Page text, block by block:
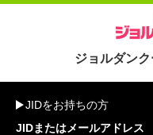
ジョルダン
JIDをお持ちの方
JIDまたはメールアドレス